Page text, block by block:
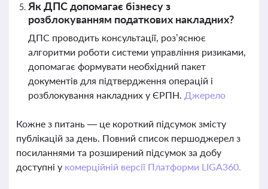
Як ДПС допомагає бізнесу з
розблокуванням податкових накладних?
ДПС проводить консультації, роз’яснює
алгоритми роботи системи управління ризиками,
допомагає формувати необхідний пакет
документів для підтвердження операцій і
розблокування накладних у ЄРПН. Джерело
Кожне з питань — це короткий підсумок змісту
публікацій за день. Повний список першоджерел з
посиланнями та розширений підсумок за добу
доступні у комерційній версії Платформи LIGA360.